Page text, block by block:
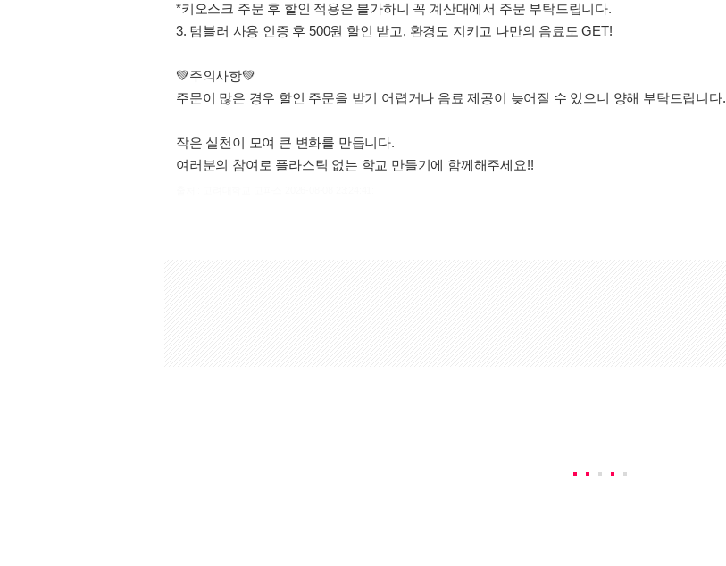
*키오스크 주문 후 할인 적용은 불가하니 꼭 계산대에서 주문 부탁드립니다.
3. 텀블러 사용 인증 후 500원 할인 받고, 환경도 지키고 나만의 음료도 GET!
💚주의사항💚
주문이 많은 경우 할인 주문을 받기 어렵거나 음료 제공이 늦어질 수 있으니 양해 부탁드립니다.
작은 실천이 모여 큰 변화를 만듭니다.
여러분의 참여로 플라스틱 없는 학교 만들기에 함께해주세요!!